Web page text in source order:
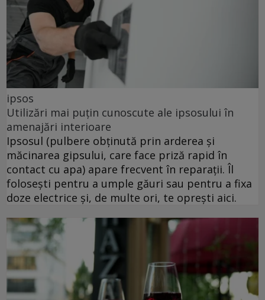
ipsos
Utilizări mai puțin cunoscute ale ipsosului în
amenajări interioare
Ipsosul (pulbere obținută prin arderea și
măcinarea gipsului, care face priză rapid în
contact cu apa) apare frecvent în reparații. Îl
folosești pentru a umple găuri sau pentru a fixa
doze electrice și, de multe ori, te oprești aici.